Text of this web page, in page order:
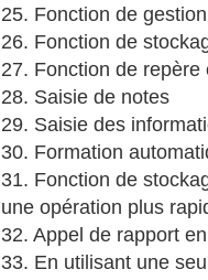
25. Fonction de
26. Fonction de
27. Fonction de repère
28. Saisie de notes
29. Saisie des
30. Formation
31. Fonction de
une opération plus
32. Appel de rapport
33. En utilisant une